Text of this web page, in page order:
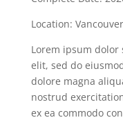
Location: Vancouver
Lorem ipsum
elit, sed do
dolore magna
nostrud
ex ea commodo